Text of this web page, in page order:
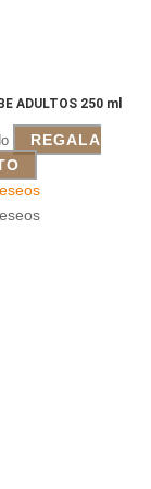
ADULTOS 250 ml
REGALA